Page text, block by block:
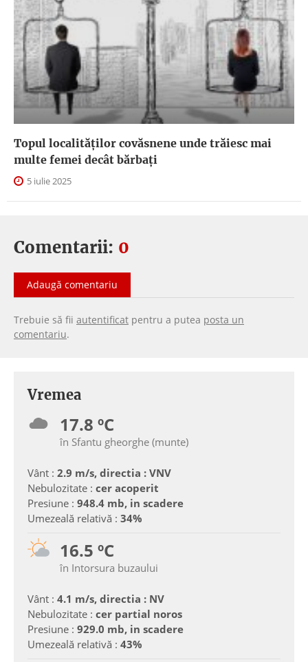
Topul localităților covăsnene unde trăiesc mai
multe femei decât bărbați
5 iulie 2025
Comentarii: 0
Adaugă comentariu
Trebuie să fii autentificat pentru a putea posta un
comentariu.
Vremea
17.8 ºC
în Sfantu gheorghe (munte)
Vânt : 2.9 m/s, directia : VNV
Nebulozitate : cer acoperit
Presiune : 948.4 mb, in scadere
Umezeală relativă : 34%
16.5 ºC
în Intorsura buzaului
Vânt : 4.1 m/s, directia : NV
Nebulozitate : cer partial noros
Presiune : 929.0 mb, in scadere
Umezeală relativă : 43%